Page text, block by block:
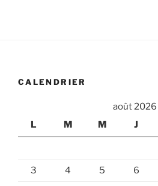
CALENDRIER
août 2026
L
M M J
3 4 5 6